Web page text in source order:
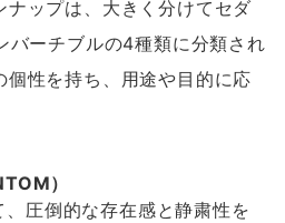
ナップは、大きく分けてセダ
バーチブルの4種類に分類され
個性を持ち、用途や目的に応
）
圧倒的な存在感と静粛性を